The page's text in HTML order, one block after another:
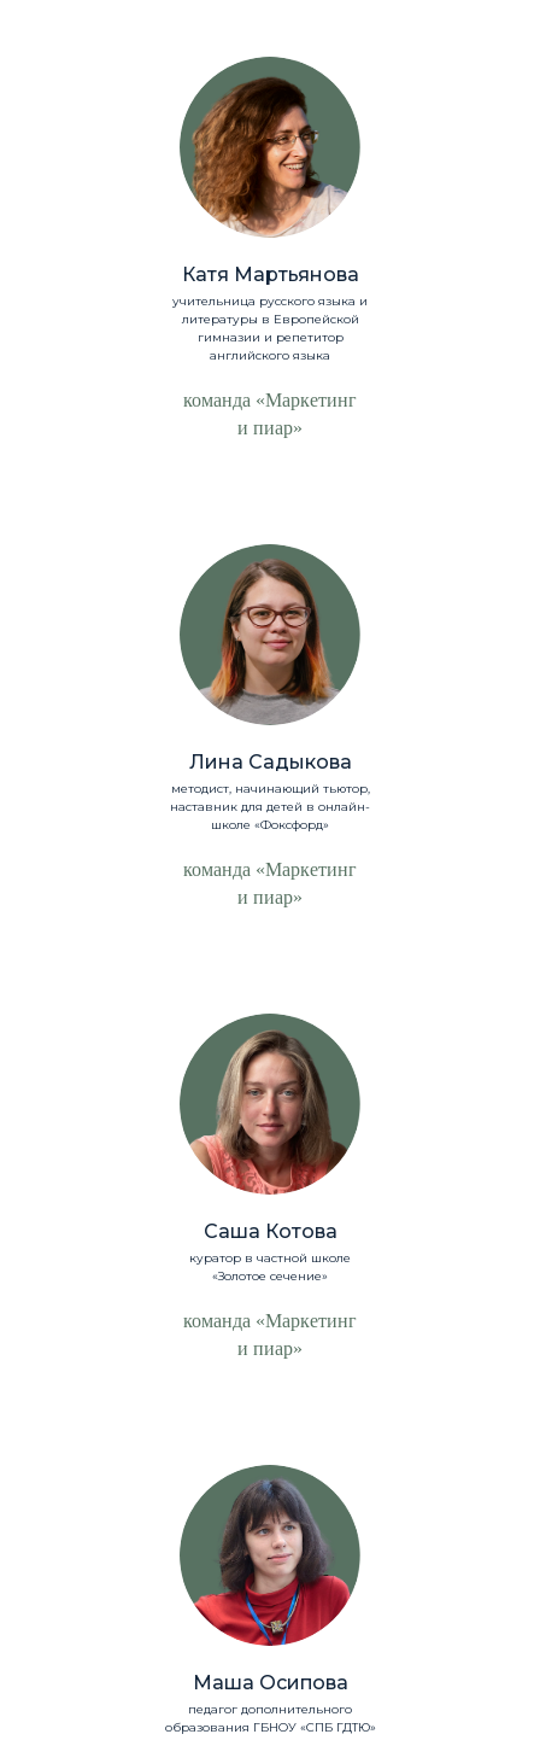
Катя Мартьянова
учительница русского языка и
литературы в Европейской
гимназии и репетитор
английского языка
команда «Маркетинг
и пиар»
Лина Садыкова
методист, начинающий тьютор,
наставник для детей в онлайн-
школе «Фоксфорд»
команда «Маркетинг
и пиар»
Саша Котова
куратор в частной школе
«Золотое сечение»
команда «Маркетинг
и пиар»
Маша Осипова
педагог дополнительного
образования ГБНОУ «СПБ ГДТЮ»